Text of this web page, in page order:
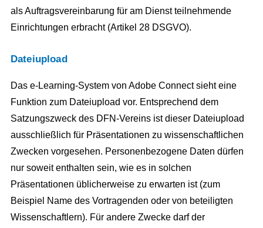
als Auftragsvereinbarung für am Dienst teilnehmende
Einrichtungen erbracht (Artikel 28 DSGVO).
Dateiupload
Das e-Learning-System von Adobe Connect sieht eine
Funktion zum Dateiupload vor. Entsprechend dem
Satzungszweck des DFN-Vereins ist dieser Dateiupload
ausschließlich für Präsentationen zu wissenschaftlichen
Zwecken vorgesehen. Personenbezogene Daten dürfen
nur soweit enthalten sein, wie es in solchen
Präsentationen üblicherweise zu erwarten ist (zum
Beispiel Name des Vortragenden oder von beteiligten
Wissenschaftlern). Für andere Zwecke darf der